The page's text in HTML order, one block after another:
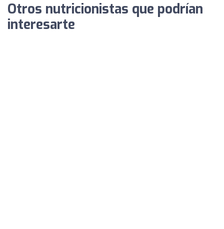
Otros nutricionistas que podrían
interesarte